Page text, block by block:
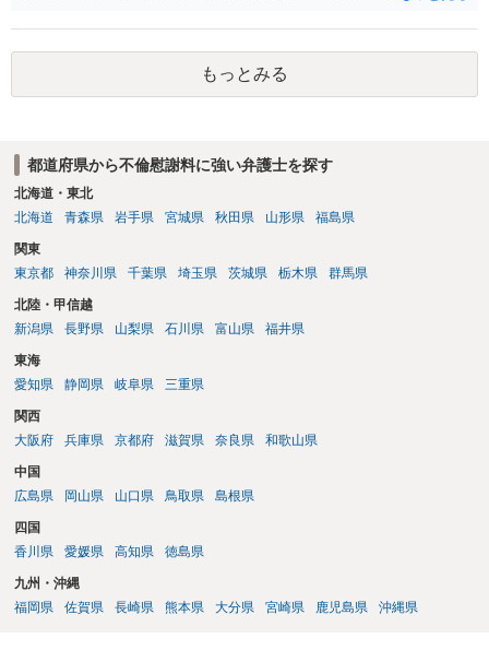
かと思います。有責配偶者ですので相手方からの離婚は拒否しても仮
に訴訟されても法的に成立しません。質問５は認知すると養育費支払
い、相続権が発生します。合意があれば法的に可能ですが法律で強制
することはできません。質問６は可能です。質問７は不貞行為の写真
もっとみる
都道府県から不倫慰謝料に強い弁護士を探す
北海道・東北
北海道
青森県 岩手県 宮城県 秋田県 山形県 福島県
関東
東京都
神奈川県 千葉県 埼玉県 茨城県 栃木県 群馬県
北陸・甲信越
新潟県
長野県 山梨県 石川県 富山県 福井県
東海
愛知県
静岡県 岐阜県 三重県
関西
大阪府
兵庫県 京都府 滋賀県 奈良県 和歌山県
中国
広島県
岡山県 山口県 鳥取県 島根県
四国
香川県
愛媛県 高知県 徳島県
九州・沖縄
福岡県
佐賀県 長崎県 熊本県 大分県 宮崎県 鹿児島県 沖縄県